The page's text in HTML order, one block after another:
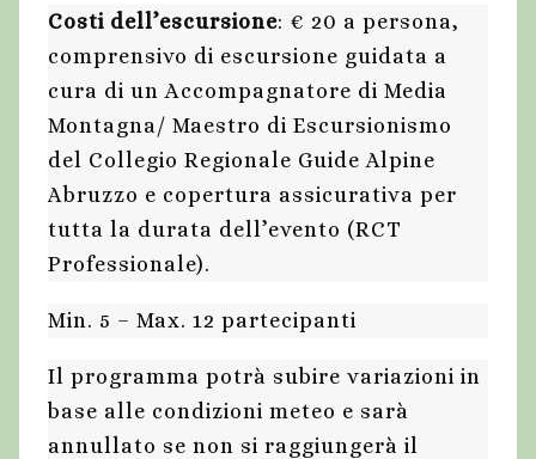
Costi dell’escursione: € 20 a persona,
comprensivo di escursione guidata a
cura di un Accompagnatore di Media
Montagna/ Maestro di Escursionismo
del Collegio Regionale Guide Alpine
Abruzzo e copertura assicurativa per
tutta la durata dell’evento (RCT
Professionale).
Min. 5 – Max. 12 partecipanti
Il programma potrà subire variazioni in
base alle condizioni meteo e sarà
annullato se non si raggiungerà il